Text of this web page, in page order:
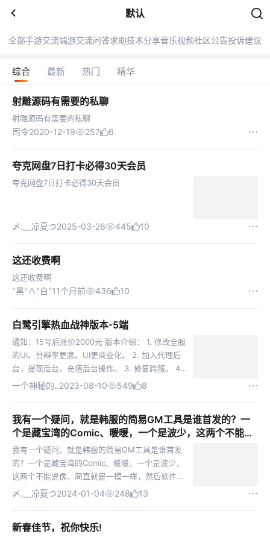
默认
全部手游交流端游交流问答求助技术分享音乐视频社区公告投诉建议
综合 最新 热门 精华
射雕源码有需要的私聊
射雕源码有需要的私聊
司令2020-12-19 257 6
夸克网盘7日打卡必得30天会员
夸克网盘7日打卡必得30天会员
〆.﹏凉夏つ2025-03-26 445 10
这还收费啊
这还收费啊
"黑"∧"白"11个月前 436 10
白鹭引擎热血战神版本-5端
通知：15号后涨价2000元 版本介绍： 1. 修改全服
的UI。分辨率更高。UI更商业化。 2. 加入代理后
台，提现后台。充值后台操作。 3. 修复跨服。 4.
修复充值逻辑（每个未修复的冰雪版本都存在过几
一个神秘的..2023-08-10 549 8
我有一个疑问，就是韩服的简易GM工具是谁首发的？一
个是藏宝湾的Comic、暖暖，一个是波少，这两个不能说
像，简直就是一模一样，然后软件都是亲切的问候！！！
到底谁偷谁的？有知道内幕的大佬们？？
我有一个疑问，就是韩服的简易GM工具是谁首发
的？一个是藏宝湾的Comic、暖暖，一个是波少，
这两个不能说像，简直就是一模一样，然后软件都
是亲切的问候！！！到底谁偷谁的？有知道内幕的
〆.﹏凉夏つ2024-01-04 248 13
新春佳节，祝你快乐!